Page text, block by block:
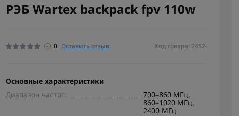
РЭБ Wartex backpack fpv 110w
0 Оставить отзыв Код товара: 2452-
Основные характеристики
Диапазон частот:
700–860 МГц,
860–1020 МГц,
2400 МГц